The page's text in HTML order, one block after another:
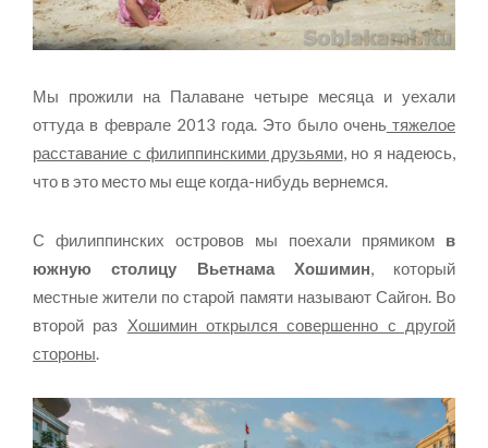
Мы прожили на Палаване четыре месяца и уехали
оттуда в феврале 2013 года. Это было оченьтяжелое
расставание с филиппинскими друзьями, но я надеюсь,
что в это место мы еще когда-нибудь вернемся.
С филиппинских островов мы поехали прямиком в
южную столицу Вьетнама Хошимин, который
местные жители по старой памяти называют Сайгон. Во
второй раз Хошимин открылся совершенно с другой
стороны.